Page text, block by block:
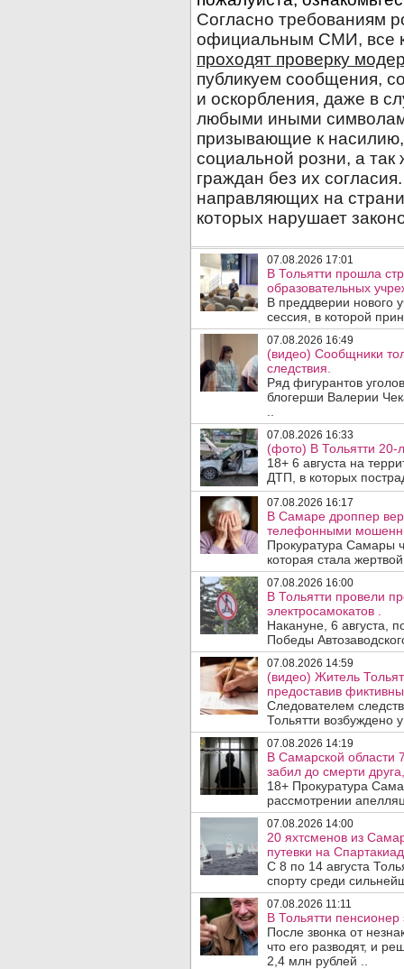
07.08.2026 17:01
В Тольятти прошла
образовательных
В преддверии нового
сессия, в которой
07.08.2026 16:49
(видео) Сообщники
следствия.
Ряд фигурантов
блогерши Валерии
07.08.2026 16:33
(фото) В Тольятти 20-
18+ 6 августа на
ДТП, в которых
07.08.2026 16:17
В Самаре дроппер
телефонными
Прокуратура Самары
которая стала
07.08.2026 16:00
В Тольятти провели
электросамокатов .
Накануне, 6 августа,
Победы
07.08.2026 14:59
(видео) Житель
предоставив
Следователем
Тольятти возбуждено
07.08.2026 14:19
В Самарской области
забил до смерти
18+ Прокуратура
рассмотрении
07.08.2026 14:00
20 яхтсменов из
путевки на
С 8 по 14 августа
спорту среди
07.08.2026 11:11
В Тольятти
После звонка от
что его разводят, и
2,4 млн рублей ..